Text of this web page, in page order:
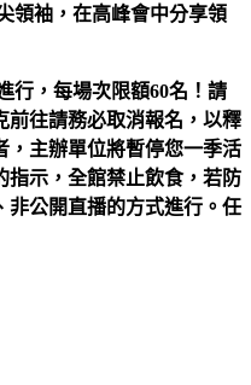
領袖，在高峰會中分享領
行，每場次限額60名！請
前往請務必取消報名，以釋
，主辦單位將暫停您一季活
指示， 全館禁止飲食，若防
公開直播的方式進行。 任